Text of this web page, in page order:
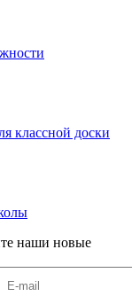
классной доски
наши новые